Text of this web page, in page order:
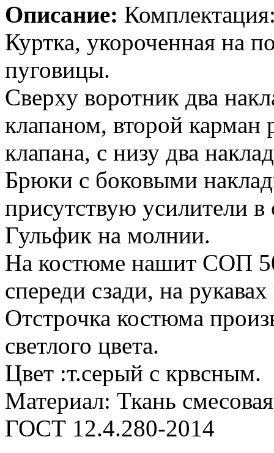
Описание:
Куртка, укороченная на
пуговицы.
Сверху воротник два
клапаном, второй карман
клапана, с низу два
Брюки с боковыми
присутствую усилители в
Гульфик на молнии.
На костюме нашит СОП
спереди сзади, на
Отстрочка костюма
светлого цвета.
Цвет :т.серый с крвсным.
Материал: Ткань
ГОСТ 12.4.280-2014